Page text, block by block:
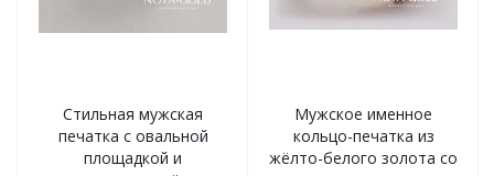
Стильная мужская
печатка с овальной
площадкой и
Мужское именное
кольцо-печатка из
жёлто-белого золота со